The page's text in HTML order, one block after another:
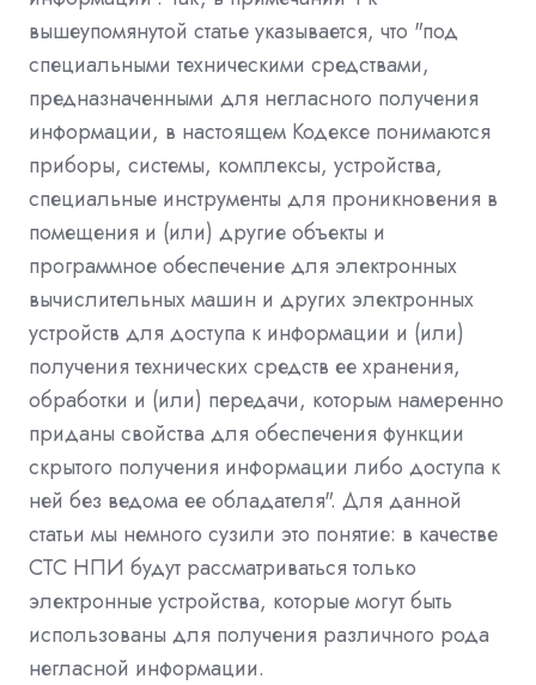
вышеупомянутой статье указывается, что "под
специальными техническими средствами,
предназначенными для негласного получения
информации, в настоящем Кодексе понимаются
приборы, системы, комплексы, устройства,
специальные инструменты для проникновения в
помещения и (или) другие объекты и
программное обеспечение для электронных
вычислительных машин и других электронных
устройств для доступа к информации и (или)
получения технических средств ее хранения,
обработки и (или) передачи, которым намеренно
приданы свойства для обеспечения функции
скрытого получения информации либо доступа к
ней без ведома ее обладателя". Для данной
статьи мы немного сузили это понятие: в качестве
СТС НПИ будут рассматриваться только
электронные устройства, которые могут быть
использованы для получения различного рода
негласной информации.